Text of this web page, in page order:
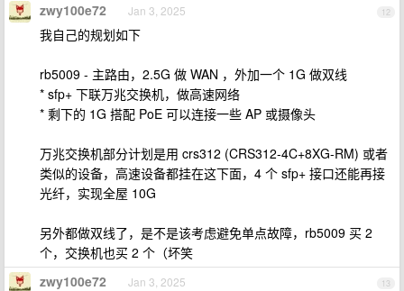
12
zwy100e72 Jan 3, 2025
我自己的规划如下
rb5009 - 主路由，2.5G 做 WAN ，外加一个 1G 做双线
* sfp+ 下联万兆交换机，做高速网络
* 剩下的 1G 搭配 PoE 可以连接一些 AP 或摄像头
万兆交换机部分计划是用 crs312 (CRS312-4C+8XG-RM) 或者
类似的设备，高速设备都挂在这下面，4 个 sfp+ 接口还能再接
光纤，实现全屋 10G
另外都做双线了，是不是该考虑避免单点故障，rb5009 买 2
个，交换机也买 2 个（坏笑
13
zwy100e72 Jan 3, 2025